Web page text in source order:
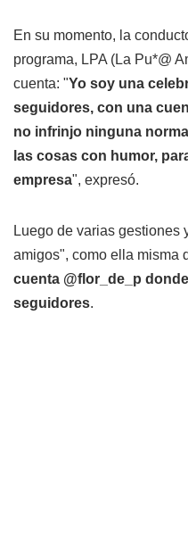
En su momento, la
programa, LPA (La Pu*@
cuenta: "Yo soy una
seguidores, con una
no infrinjo ninguna
las cosas con humor,
empresa", expresó.
Luego de varias gestiones
amigos", como ella misma
cuenta @flor_de_p
seguidores.